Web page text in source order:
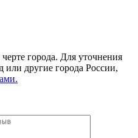
города. Для уточнения
или другие города России,